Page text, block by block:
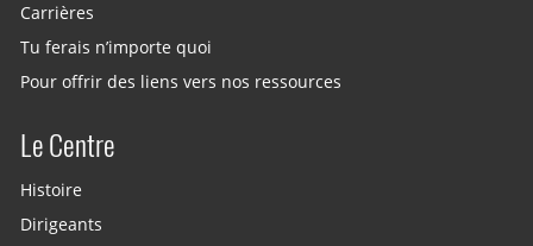
Carrières
Tu ferais n’importe quoi
Pour offrir des liens vers nos ressources
Le Centre
Histoire
Dirigeants